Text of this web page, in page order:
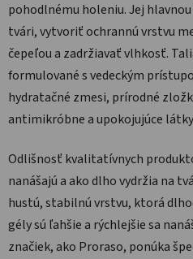
pohodlnému holeniu. Jej
tvári, vytvoriť ochrannú vrstvu
čepeľou a zadržiavať vlhkosť.
formulované s vedeckým
hydratačné zmesi, prírodné
antimikróbne a upokojujúce
Odlišnosť kvalitatívnych
nanášajú a ako dlho vydržia na
hustú, stabilnú vrstvu, ktorá
gély sú ľahšie a rýchlejšie sa
značiek, ako Proraso, ponúka